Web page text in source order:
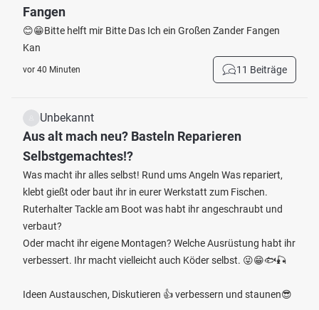
Fangen
😊😁Bitte helft mir Bitte Das Ich ein Großen Zander Fangen
Kan
vor 40 Minuten 11 Beiträge
Unbekannt
Aus alt mach neu? Basteln Reparieren
Selbstgemachtes!?
Was macht ihr alles selbst! Rund ums Angeln Was repariert,
klebt gießt oder baut ihr in eurer Werkstatt zum Fischen.
Ruterhalter Tackle am Boot was habt ihr angeschraubt und
verbaut?
Oder macht ihr eigene Montagen? Welche Ausrüstung habt ihr
verbessert. Ihr macht vielleicht auch Köder selbst. 😜😁🐟🎣
Ideen Austauschen, Diskutieren 👍 verbessern und staunen😎